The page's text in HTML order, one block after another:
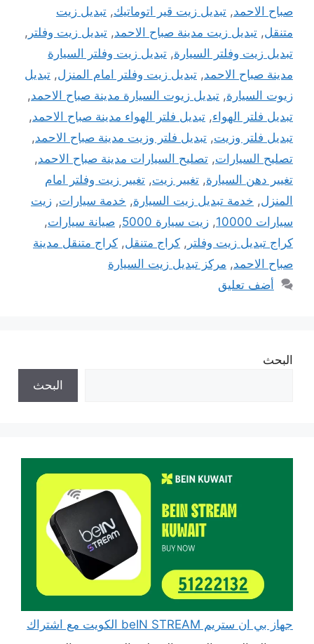
صباح الاحمد, تبديل زيت قير اتوماتيك, تبديل زيت
متنقل, تبديل زيت مدينة صباح الاحمد, تبديل زيت وفلتر ,
تبديل زيت وفلتر السيارة, تبديل زيت وفلتر السيارة
مدينة صباح الاحمد, تبديل زيت وفلتر امام المنزل, تبديل
زيوت السيارة, تبديل زيوت السيارة مدينة صباح الاحمد,
تبديل فلتر الهواء, تبديل فلتر الهواء مدينة صباح الاحمد,
تبديل فلتر وزيت, تبديل فلتر وزيت مدينة صباح الاحمد,
تصليح السيارات, تصليح السيارات مدينة صباح الاحمد,
تغيير دهن السيارة, تغيير زيت, تغيير زيت وفلتر امام
المنزل, خدمة تبديل زيت السيارة, خدمة سيارات, زيت
سيارات 10000
, زيت سيارة 5000 , صيانة سيارات,
كراج تبديل زيت وفلتر , كراج متنقل, كراج متنقل مدينة
صباح الاحمد, مركز تبديل زيت السيارة
أضف تعليق
البحث
البحث
جهاز بي ان ستريم beIN STREAM الكويت مع اشتراك